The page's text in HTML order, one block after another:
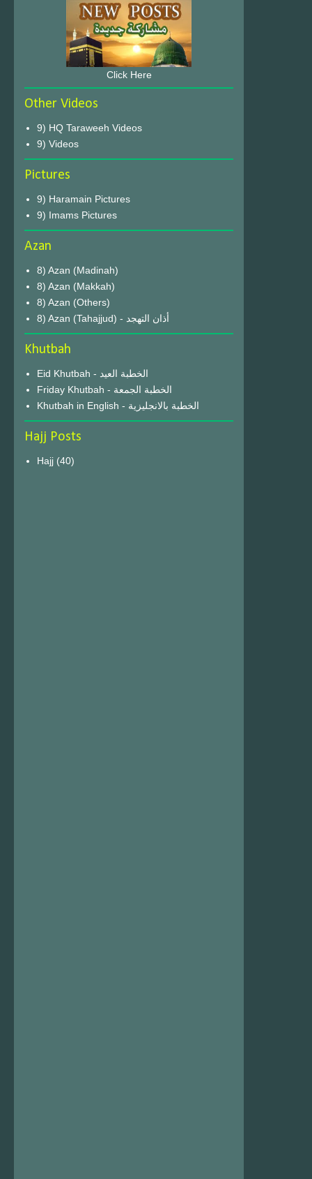
Click Here
Other Videos
9) HQ Taraweeh Videos
9) Videos
Pictures
9) Haramain Pictures
9) Imams Pictures
Azan
8) Azan (Madinah)
8) Azan (Makkah)
8) Azan (Others)
8) Azan (Tahajjud) - أذان التهجد
Khutbah
Eid Khutbah - الخطبة العيد
Friday Khutbah - الخطبة الجمعة
Khutbah in English - الخطبة بالانجليزية
Hajj Posts
Hajj (40)